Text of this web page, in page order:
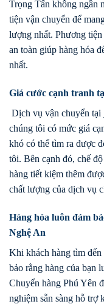
Trọng Tấn không ngần
tiện vận chuyển để
lượng nhất. Phương
an toàn giúp hàng hóa
nhất.
Giá cước cạnh tranh
Dịch vụ vận chuyển tại
chúng tôi có mức giá
khó có thể tìm ra được
tôi. Bên cạnh đó, chế
hàng tiết kiệm thêm
chất lượng của dịch vụ
Hàng hóa luôn đảm
Nghệ An
Khi khách hàng tìm
bảo rằng hàng của bạn
Chuyển hàng Phú Yên
nghiệm sẵn sàng hỗ trợ